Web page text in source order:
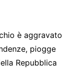
è aggravato
piogge
Repubblica